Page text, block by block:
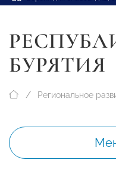
БУРЯТИЯ
Региональное